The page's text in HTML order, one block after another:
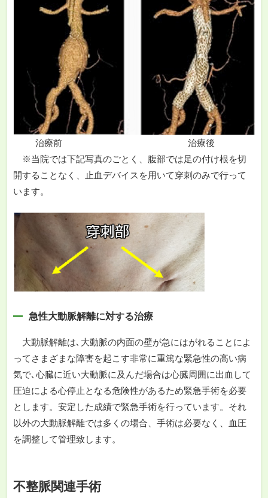
治療前 治療後
※当院では下記写真のごとく、腹部では足の付け根を切
開することなく、止血デバイスを用いて穿刺のみで行って
います。
急性大動脈解離に対する治療
大動脈解離は､大動脈の内面の壁が急にはがれることによ
ってさまざまな障害を起こす非常に重篤な緊急性の高い病
気で､心臓に近い大動脈に及んだ場合は心臓周囲に出血して
圧迫による心停止となる危険性があるため緊急手術を必要
とします。安定した成績で緊急手術を行っています。それ
以外の大動脈解離では多くの場合、手術は必要なく、血圧
を調整して管理致します。
不整脈関連手術